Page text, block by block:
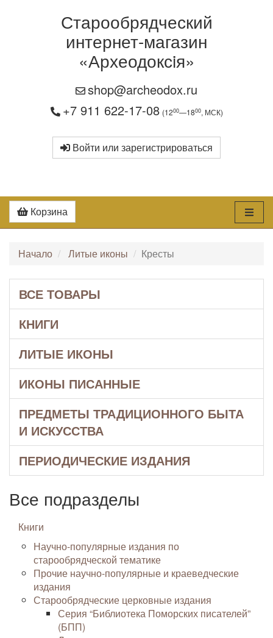
Старообрядческий
интернет-магазин
«Археодоксiя»
shop@archeodox.ru
+7 911 622-17-08 (1200—1800, МСК)
Войти или зарегистрироваться
Корзина
Начало Литые иконы Кресты
ВСЕ ТОВАРЫ
КНИГИ
ЛИТЫЕ ИКОНЫ
ИКОНЫ ПИСАННЫЕ
ПРЕДМЕТЫ ТРАДИЦИОННОГО БЫТА
И ИСКУССТВА
ПЕРИОДИЧЕСКИЕ ИЗДАНИЯ
Все подразделы
Книги
Научно-популярные издания по
старообрядческой тематике
Прочие научно-популярные и краеведческие
издания
Старообрядческие церковные издания
Серия “Библиотека Поморских писателей”
(БПП)